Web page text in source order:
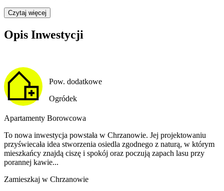
Czytaj więcej
Opis Inwestycji
Pow. dodatkowe
Ogródek
Apartamenty Borowcowa
To nowa inwestycja powstała w Chrzanowie. Jej projektowaniu
przyświecała idea stworzenia osiedla zgodnego z naturą, w którym
mieszkańcy znajdą ciszę i spokój oraz poczują zapach lasu przy
porannej kawie...
Zamieszkaj w Chrzanowie